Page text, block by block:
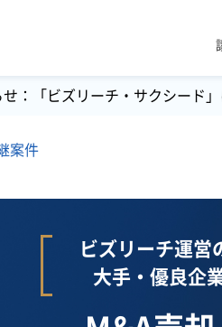
せ：「ビズリーチ・サクシード
案件
ビズリーチ運
大手・優良企